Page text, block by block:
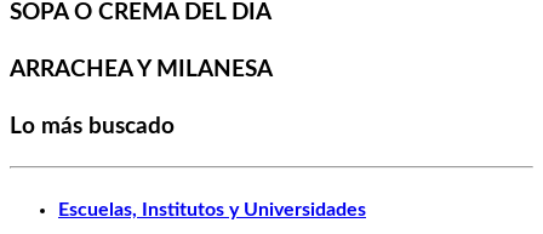
SOPA O CREMA DEL DIA
ARRACHEA Y MILANESA
Lo más buscado
Escuelas, Institutos y Universidades